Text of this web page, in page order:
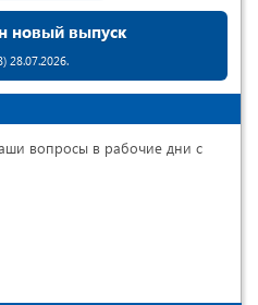
новый выпуск
28.07.2026.
вопросы в рабочие дни с